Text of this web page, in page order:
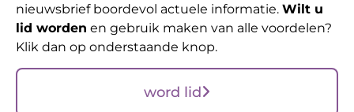
nieuwsbrief boordevol actuele informatie. Wilt u
lid worden en gebruik maken van alle voordelen?
Klik dan op onderstaande knop.
word lid